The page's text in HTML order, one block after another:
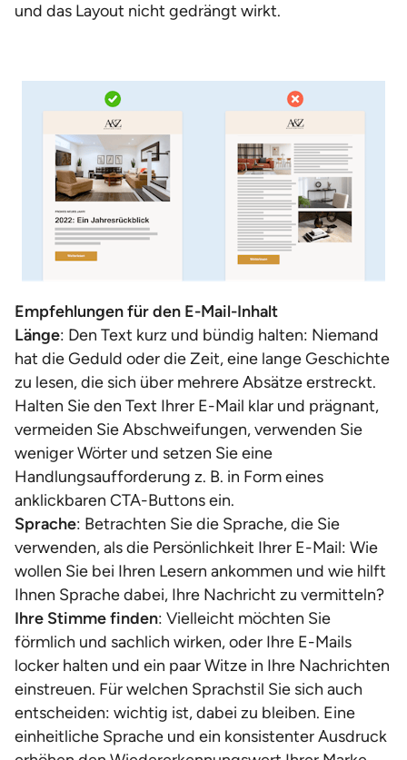
und das Layout nicht gedrängt wirkt.
Empfehlungen für den E-Mail-Inhalt
Länge: Den Text kurz und bündig halten: Niemand
hat die Geduld oder die Zeit, eine lange Geschichte
zu lesen, die sich über mehrere Absätze erstreckt.
Halten Sie den Text Ihrer E-Mail klar und prägnant,
vermeiden Sie Abschweifungen, verwenden Sie
weniger Wörter und setzen Sie eine
Handlungsaufforderung z. B. in Form eines
anklickbaren CTA-Buttons ein.
Sprache: Betrachten Sie die Sprache, die Sie
verwenden, als die Persönlichkeit Ihrer E-Mail: Wie
wollen Sie bei Ihren Lesern ankommen und wie hilft
Ihnen Sprache dabei, Ihre Nachricht zu vermitteln?
Ihre Stimme finden: Vielleicht möchten Sie
förmlich und sachlich wirken, oder Ihre E-Mails
locker halten und ein paar Witze in Ihre Nachrichten
einstreuen. Für welchen Sprachstil Sie sich auch
entscheiden: wichtig ist, dabei zu bleiben. Eine
einheitliche Sprache und ein konsistenter Ausdruck